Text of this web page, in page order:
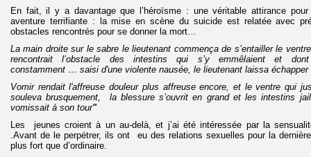
En fait, il y a davantage que l’héroïsme : une véritable attirance
aventure terrifiante : la mise en scène du suicide est relatée avec
obstacles rencontrés pour se donner la mort…
La main droite sur le sabre le lieutenant commença de s’entailler le
rencontrait l’obstacle des intestins qui s’y emmêlaient et
constamment … saisi d'une violente nausée, le lieutenant laissa échapper
Vomir rendait l'affreuse douleur plus affreuse encore, et le ventre qui
souleva brusquement, la blessure s’ouvrit en grand et les intestins
vomissait à son tour"
Les jeunes croient à un au-delà, et j’ai été intéressée par la
.Avant de le perpétrer, ils ont eu des relations sexuelles pour la
plus fort que d’ordinaire.